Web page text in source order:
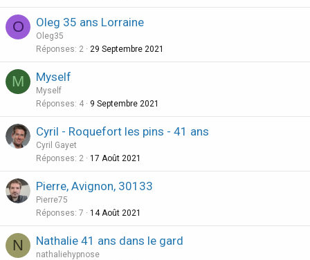
O Oleg 35 ans Lorraine
Oleg35
Réponses 2 29 Septembre 2021
M Myself
Myself
Réponses 4 9 Septembre 2021
Cyril - Roquefort les pins - 41 ans
Cyril Gayet
Réponses 2 17 Août 2021
Pierre, Avignon, 30133
Pierre75
Réponses 7 14 Août 2021
N Nathalie 41 ans dans le gard
nathaliehypnose